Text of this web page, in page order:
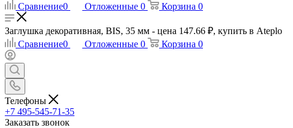
Сравнение0 Отложенные 0 Корзина 0
Заглушка декоративная, BIS, 35 мм - цена 147.66 ₽, купить в Ateplo
Сравнение0 Отложенные 0 Корзина 0
Телефоны
+7 495-545-71-35
Заказать звонок